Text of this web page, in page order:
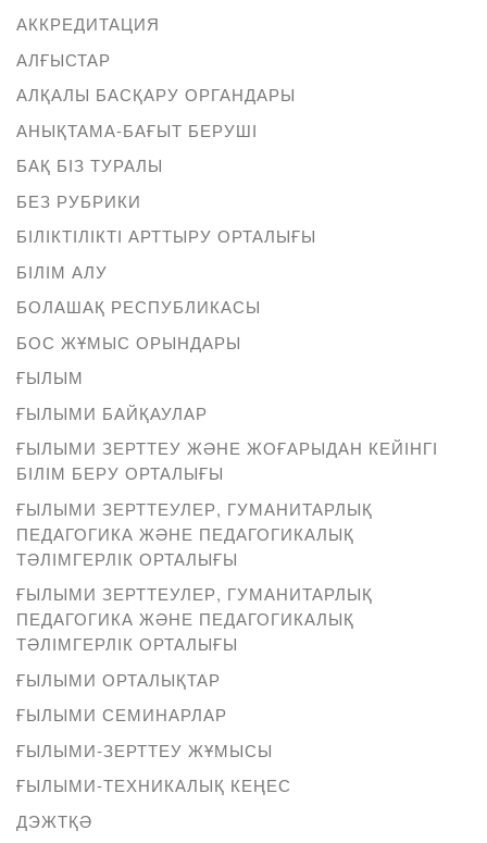
АККРЕДИТАЦИЯ
АЛҒЫСТАР
АЛҚАЛЫ БАСҚАРУ ОРГАНДАРЫ
АНЫҚТАМА-БАҒЫТ БЕРУШІ
БАҚ БІЗ ТУРАЛЫ
БЕЗ РУБРИКИ
БІЛІКТІЛІКТІ АРТТЫРУ ОРТАЛЫҒЫ
БІЛІМ АЛУ
БОЛАШАҚ РЕСПУБЛИКАСЫ
БОС ЖҰМЫС ОРЫНДАРЫ
ҒЫЛЫМ
ҒЫЛЫМИ БАЙҚАУЛАР
ҒЫЛЫМИ ЗЕРТТЕУ ЖӘНЕ ЖОҒАРЫДАН КЕЙІНГІ
БІЛІМ БЕРУ ОРТАЛЫҒЫ
ҒЫЛЫМИ ЗЕРТТЕУЛЕР, ГУМАНИТАРЛЫҚ
ПЕДАГОГИКА ЖӘНЕ ПЕДАГОГИКАЛЫҚ
ТӘЛІМГЕРЛІК ОРТАЛЫҒЫ
ҒЫЛЫМИ ЗЕРТТЕУЛЕР, ГУМАНИТАРЛЫҚ
ПЕДАГОГИКА ЖӘНЕ ПЕДАГОГИКАЛЫҚ
ТӘЛІМГЕРЛІК ОРТАЛЫҒЫ
ҒЫЛЫМИ ОРТАЛЫҚТАР
ҒЫЛЫМИ СЕМИНАРЛАР
ҒЫЛЫМИ-ЗЕРТТЕУ ЖҰМЫСЫ
ҒЫЛЫМИ-ТЕХНИКАЛЫҚ КЕҢЕС
ДЭЖТҚӘ